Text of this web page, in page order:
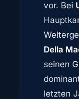
vor. Bei
Della
seinen
letzten